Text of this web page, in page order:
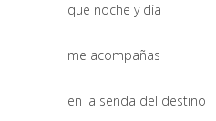
que noche y día
me acompañas
en la senda del destino